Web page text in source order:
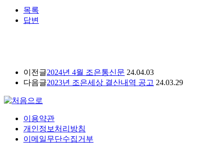
목록
답변
이전글2024년 4월 조은통신문 24.04.03
다음글2023년 조은세상 결산내역 공고 24.03.29
이용약관
개인정보처리방침
이메일무단수집거부